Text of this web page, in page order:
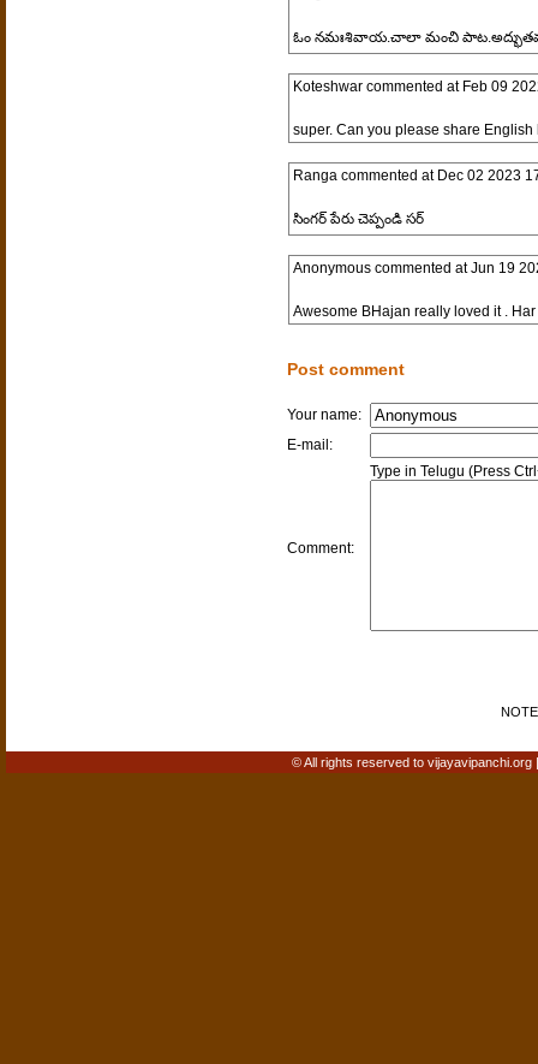
ఓం నమఃశివాయ.చాలా మంచి
Koteshwar commented at Feb 09
super. Can you please share English
Rangacommented at Dec 02 2023
సింగర్ పేరు చెప్పండి సర్
Anonymouscommented atJun 19
Awesome BHajan really loved it .
Post comment
Your name:
E-mail:
Comment:
Type in Telugu (Press
© All rights reserved to vijayavipanchi.org